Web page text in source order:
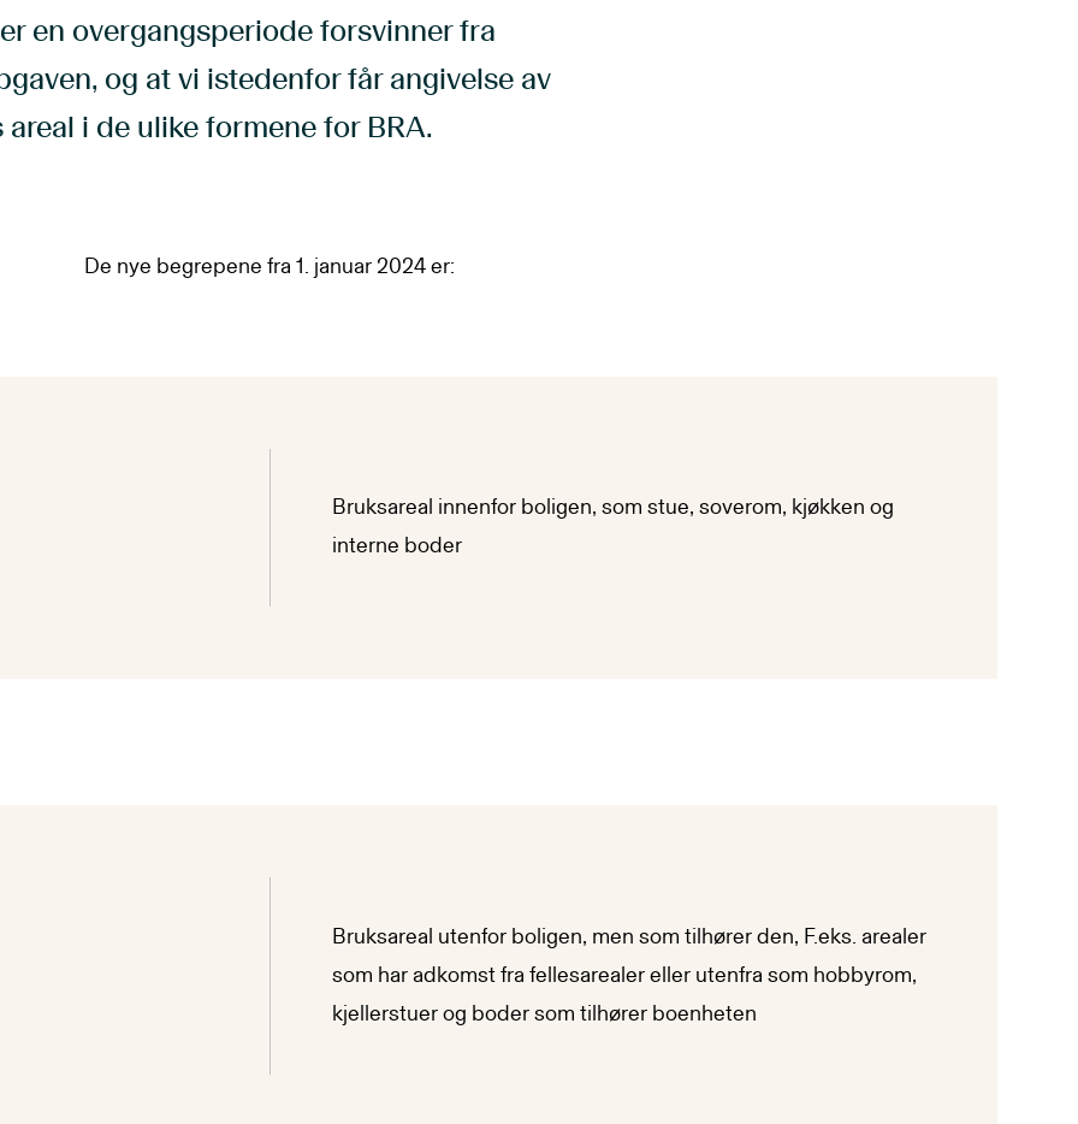
en overgangsperiode forsvinner fra
og at vi istedenfor får angivelse av
areal i de ulike formene for BRA.
De nye begrepene fra 1. januar 2024 er:
Bruksareal innenfor boligen, som stue, soverom, kjøkken og
interne boder
Bruksareal utenfor boligen, men som tilhører den, F.eks. arealer
som har adkomst fra fellesarealer eller utenfra som hobbyrom,
kjellerstuer og boder som tilhører boenheten